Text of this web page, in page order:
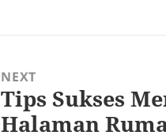
NEXT
Next
post:
Tips Sukses
Halaman